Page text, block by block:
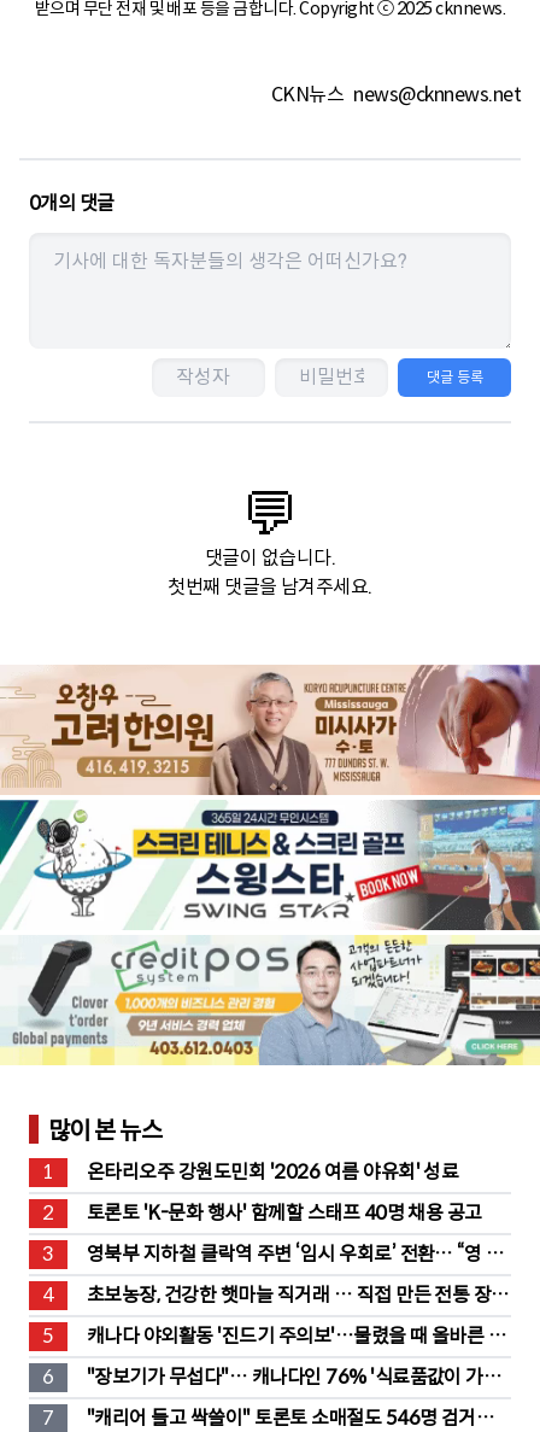
받으며 무단 전재 및 배포 등을 금합니다. Copyright ⓒ 2025 cknnews.
CKN뉴스 news@cknnews.net
0개의 댓글
댓글 등록
💬
댓글이 없습니다.
첫번째 댓글을 남겨주세요.
많이 본 뉴스
1
온타리오주 강원도민회 '2026 여름 야유회' 성료
2
토론토 'K-문화 행사' 함께할 스태프 40명 채용 공고
3
영북부 지하철 클락역 주변 ‘임시 우회로’ 전환… “영 스
트리트 바뀐다”
4
초보농장, 건강한 햇마늘 직거래 … 직접 만든 전통 장류
도 판매
5
캐나다 야외활동 '진드기 주의보'…물렸을 때 올바른 대
처법은?
6
"장보기가 무섭다"… 캐나다인 76% '식료품값이 가장
부담'
7
"캐리어 들고 싹쓸이" 토론토 소매절도 546명 검거…